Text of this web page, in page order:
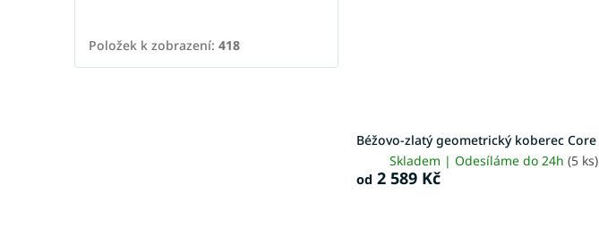
Položek k zobrazení: 418
Béžovo-zlatý geometrický koberec Core
Skladem | Odesíláme do 24h(5 ks)
od 2 589 Kč